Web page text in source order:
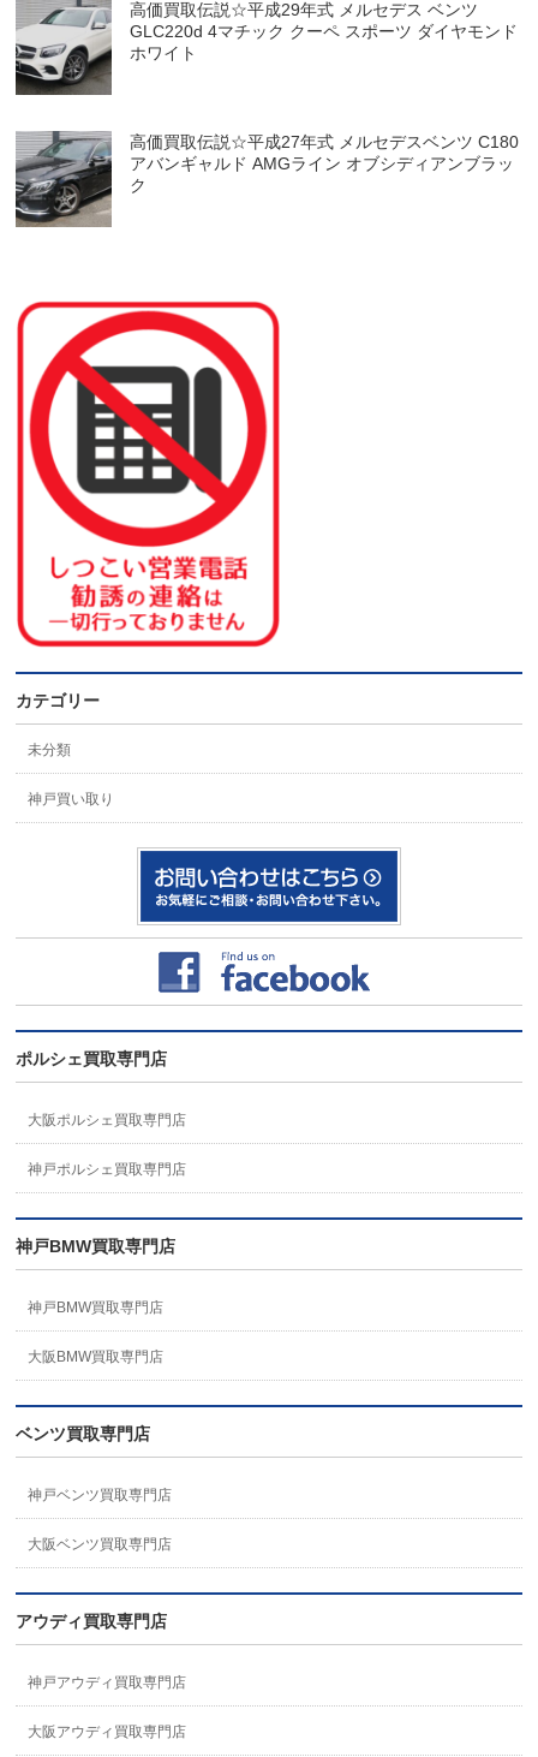
高価買取伝説☆平成29年式 メルセデス ベンツ
GLC220d 4マチック クーペ スポーツ ダイヤモンド
ホワイト
高価買取伝説☆平成27年式 メルセデスベンツ C180
アバンギャルド AMGライン オブシディアンブラッ
ク
カテゴリー
未分類
神戸買い取り
ポルシェ買取専門店
大阪ポルシェ買取専門店
神戸ポルシェ買取専門店
神戸BMW買取専門店
神戸BMW買取専門店
大阪BMW買取専門店
ベンツ買取専門店
神戸ベンツ買取専門店
大阪ベンツ買取専門店
アウディ買取専門店
神戸アウディ買取専門店
大阪アウディ買取専門店